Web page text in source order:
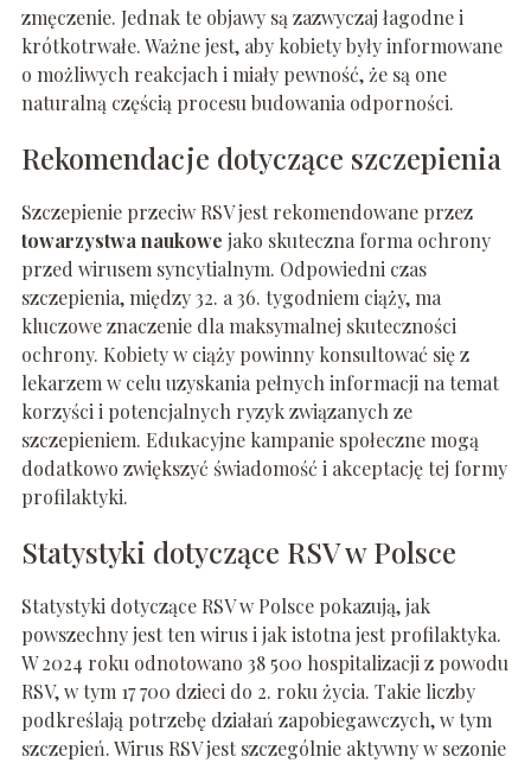
zmęczenie. Jednak te objawy są zazwyczaj łagodne i
krótkotrwałe. Ważne jest, aby kobiety były informowane
o możliwych reakcjach i miały pewność, że są one
naturalną częścią procesu budowania odporności.
Rekomendacje dotyczące szczepienia
Szczepienie przeciw RSV jest rekomendowane przez
towarzystwa naukowe jako skuteczna forma ochrony
przed wirusem syncytialnym. Odpowiedni czas
szczepienia, między 32. a 36. tygodniem ciąży, ma
kluczowe znaczenie dla maksymalnej skuteczności
ochrony. Kobiety w ciąży powinny konsultować się z
lekarzem w celu uzyskania pełnych informacji na temat
korzyści i potencjalnych ryzyk związanych ze
szczepieniem. Edukacyjne kampanie społeczne mogą
dodatkowo zwiększyć świadomość i akceptację tej formy
profilaktyki.
Statystyki dotyczące RSV w Polsce
Statystyki dotyczące RSV w Polsce pokazują, jak
powszechny jest ten wirus i jak istotna jest profilaktyka.
W 2024 roku odnotowano 38 500 hospitalizacji z powodu
RSV, w tym 17 700 dzieci do 2. roku życia. Takie liczby
podkreślają potrzebę działań zapobiegawczych, w tym
szczepień. Wirus RSV jest szczególnie aktywny w sezonie